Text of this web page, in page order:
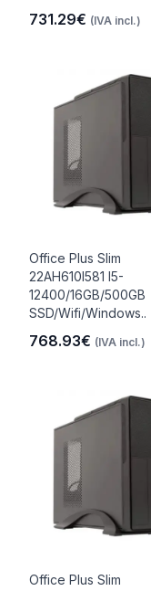
731.29€ (IVA incl.)
Office Plus Slim
22AH610I581 I5-
12400/16GB/500GB
SSD/Wifi/Windows..
768.93€ (IVA incl.)
Office Plus Slim